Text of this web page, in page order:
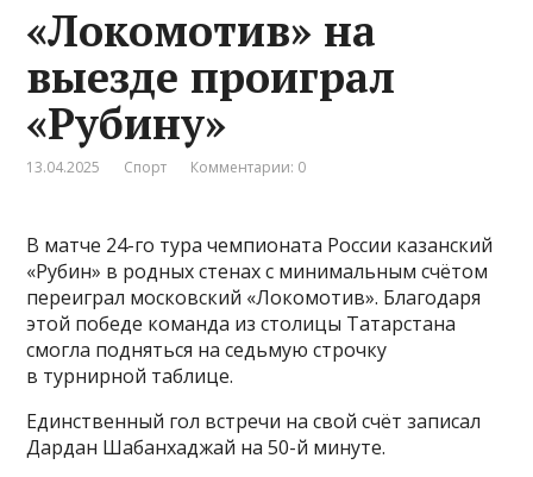
«Локомотив» на
выезде проиграл
«Рубину»
13.04.2025 Спорт Комментарии: 0
В матче 24-го тура чемпионата России казанский
«Рубин» в родных стенах с минимальным счётом
переиграл московский «Локомотив». Благодаря
этой победе команда из столицы Татарстана
смогла подняться на седьмую строчку
в турнирной таблице.
Единственный гол встречи на свой счёт записал
Дардан Шабанхаджай на 50-й минуте.